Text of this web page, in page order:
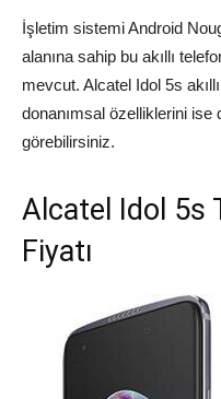
İşletim sistemi Android
alanına sahip bu akıllı
mevcut. Alcatel Idol 5s
donanımsal özelliklerini ise
görebilirsiniz.
Alcatel Idol 5s
Fiyatı